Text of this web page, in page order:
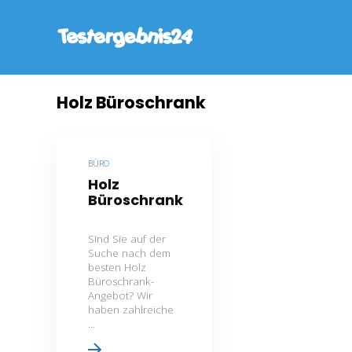
Holz Büroschrank
BÜRO
Holz
Büroschrank
Sind Sie auf der
Suche nach dem
besten Holz
Büroschrank-
Angebot? Wir
haben zahlreiche
...